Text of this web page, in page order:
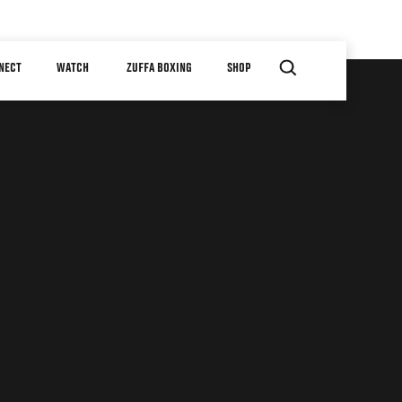
WATCH ZUFFA BOXING SHOP